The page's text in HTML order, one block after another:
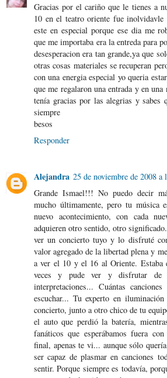
Gracias por el cariño que le tienes a
10 en el teatro oriente fue
este en especial porque ese dia me
que me importaba era la entreda para
desesperacion era tan grande,ya que
otras cosas materiales se recuperan
con una energia especial yo queria
que me regalaron una entrada y en
tenía gracias por las alegrias y sabes
siempre
besos
Responder
Alejandra 25 de noviembre de 2008 a
Grande Ismael!!! No puedo decir
mucho últimamente, pero tu música
nuevo acontecimiento, con cada
adquieren otro sentido, otro
ver un concierto tuyo y lo disfruté
valor agregado de la libertad plena y
a ver el 10 y el 16 al Oriente. Estaba
veces y pude ver y disfrutar de
interpretaciones... Cuántas
escuchar... Tu experto en
concierto, junto a otro chico de tu
el auto que perdió la batería,
fanáticos que esperábamos fuera
final, apenas te vi... aunque sólo
ser capaz de plasmar en canciones
sentir. Porque siempre es todavía,